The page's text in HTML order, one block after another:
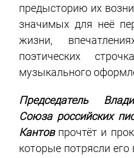
предысторию их
значимых для неё
жизни,
поэтических
музыкального
Председатель
Союза российских
Кантовпрочтёт и
которые потрясли